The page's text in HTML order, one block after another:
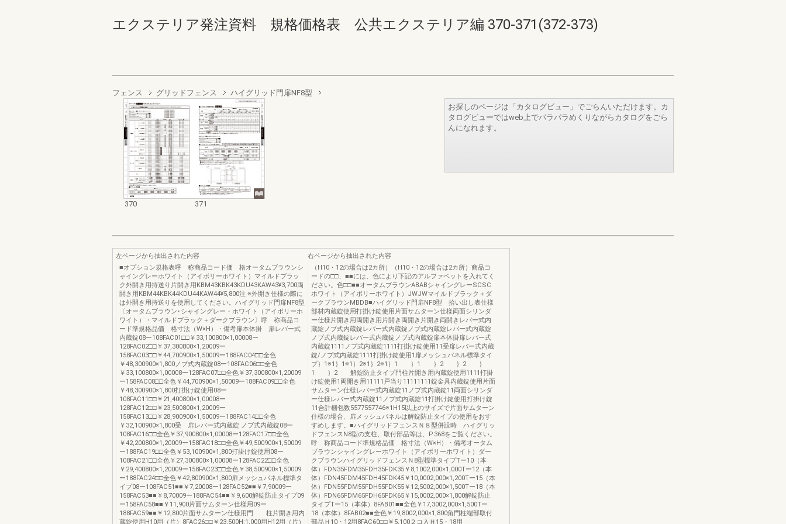
エクステリア発注資料 規格価格表 公共エクステリア編 370-371(372-373)
フェンス グリッドフェンス ハイグリッド門扉NF8型
370 371
お探しのページは「カタログビュー」でごらんいただけます。カ
タログビューではweb上でパラパラめくりながらカタログをごら
んになれます。
左ページから抽出された内容
■オプション規格表呼 称商品コード価 格オータムブラウンシ
ャイングレーホワイト（アイボリーホワイト）マイルドブラッ
ク外開き用持送り片開き用KBM43KBK43KDU43KAW43¥3,700両
開き用KBM44KBK44KDU44KAW44¥5,800注 ※外開き仕様の際に
は外開き用持送りを使用してください。ハイグリッド門扉NF8型
〔オータムブラウン･シャイングレー・ホワイト（アイボリーホ
ワイト）・マイルドブラック＋ダークブラウン〕呼 称商品コ
ード準規格品価 格寸法（W×H）・備考扉本体掛 扉レバー式
内蔵錠08ー108FAC01□□￥33,100800×1,00008ー
128FAC02□□￥37,300800×1,20009ー
158FAC03□□￥44,700900×1,50009ー188FAC04□□全色
￥48,300900×1,800ノブ式内蔵錠08ー108FAC06□□全色
￥33,100800×1,00008ー128FAC07□□全色￥37,300800×1,20009
ー158FAC08□□全色￥44,700900×1,50009ー188FAC09□□全色
￥48,300900×1,800打掛け錠使用08ー
108FAC11□□￥21,400800×1,00008ー
128FAC12□□￥23,500800×1,20009ー
158FAC13□□￥28,900900×1,50009ー188FAC14□□全色
￥32,100900×1,800受 扉レバー式内蔵錠 ノブ式内蔵錠08ー
108FAC16□□全色￥37,900800×1,00008ー128FAC17□□全色
￥42,200800×1,20009ー158FAC18□□全色￥49,500900×1,50009
ー188FAC19□□全色￥53,100900×1,800打掛け錠使用08ー
108FAC21□□全色￥27,300800×1,00008ー128FAC22□□全色
￥29,400800×1,20009ー158FAC23□□全色￥38,500900×1,50009
ー188FAC24□□全色￥42,800900×1,800扉メッシュパネル標準タ
イプ08ー108FAC51■■￥7,20008ー128FAC52■■￥7,90009ー
158FAC53■■￥8,70009ー188FAC54■■￥9,600解錠防止タイプ09
ー158FAC58■■￥11,900片面サムターン仕様用09ー
188FAC59■■￥12,800片面サムターン仕様用門 柱片開き用内
蔵錠使用H10用（片）8FAC26□□￥23,500H:1,000用H12用（片）
右ページから抽出された内容
（H10・12の場合は2カ所）（H10・12の場合は2カ所）商品コ
ードの□□、■■には、色により下記のアルファベットを入れてく
ださい。色□□■■オータムブラウンABABシャイングレーSCSC
ホワイト（アイボリーホワイト）JWJWマイルドブラック＋ダ
ークブラウンMBDB■ハイグリッド門扉NF8型 拾い出し表仕様
部材内蔵錠使用打掛け錠使用片面サムターン仕様両面シリンダ
ー仕様片開き用両開き用片開き両開き片開き両開きレバー式内
蔵錠ノブ式内蔵錠レバー式内蔵錠ノブ式内蔵錠レバー式内蔵錠
ノブ式内蔵錠レバー式内蔵錠ノブ式内蔵錠扉本体掛扉レバー式
内蔵錠1111ノブ式内蔵錠1111打掛け錠使用11受扉レバー式内蔵
錠/ノブ式内蔵錠1111打掛け錠使用1扉メッシュパネル標準タイ
プ｝1※1｝1※1｝2※1｝2※1｝1 ｝1 ｝2 ｝2 ｝
1 ｝2 解錠防止タイプ門柱片開き用内蔵錠使用1111打掛
け錠使用1両開き用11111戸当り11111111錠金具内蔵錠使用片面
サムターン仕様レバー式内蔵錠11ノブ式内蔵錠11両面シリンダ
ー仕様レバー式内蔵錠11ノブ式内蔵錠11打掛け錠使用打掛け錠
11合計梱包数5577557746※1H15以上のサイズで片面サムターン
仕様の場合、扉メッシュパネルは解錠防止タイプの使用をおす
すめします。■ハイグリッドフェンスＮ８型併設時 ハイグリッ
ドフェンスN8型の支柱、取付部品等は、P.368をご覧ください。
呼 称商品コード準規格品価 格寸法（W×H）・備考オータム
ブラウンシャイングレーホワイト（アイボリーホワイト）ダー
クブラウンハイグリッドフェンスＮ8型標準タイプTー10（本
体）FDN35FDM35FDH35FDK35￥8,1002,000×1,000Tー12（本
体）FDN45FDM45FDH45FDK45￥10,0002,000×1,200Tー15（本
体）FDN55FDM55FDH55FDK55￥12,5002,000×1,500Tー18（本
体）FDN65FDM65FDH65FDK65￥15,0002,000×1,800解錠防止
タイプTー15（本体）8FAB01■■全色￥17,3002,000×1,500Tー
18（本体）8FAB02■■全色￥19,8002,000×1,800角門柱端部取付
部品Ｈ10・12用8FAC60□□￥5,100２コ入Ｈ15・18用